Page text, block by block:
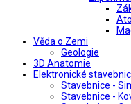
Věda o Zemi
Geologie
3D Anatomie
Elektronické
Stavebnice -
Stavebnice -